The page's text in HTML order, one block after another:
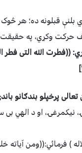
بلنې قبلونه ده؛ هر
حرکت وکړي، په
((فطرت الله التی فطر
پرخپلو بندګانو
نیکمرغۍ، او د الهي بی
) فرمائي:((ومن